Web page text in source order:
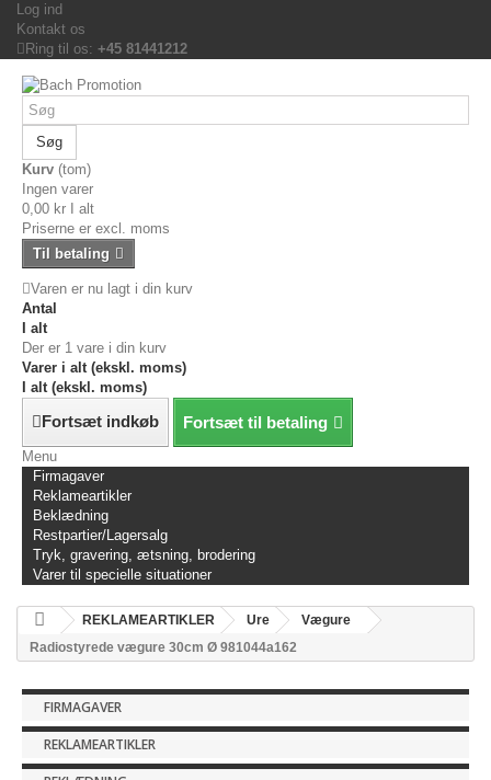
Log ind
Kontakt os
Ring til os: +45 81441212
Søg
Kurv (tom)
Ingen varer
0,00 kr
I alt
Priserne er excl. moms
Til betaling
Varen er nu lagt i din kurv
Antal
I alt
Der er 1 vare i din kurv
Varer i alt (ekskl. moms)
I alt (ekskl. moms)
Fortsæt indkøb Fortsæt til betaling
Menu
Firmagaver
Reklameartikler
Beklædning
Restpartier/Lagersalg
Tryk, gravering, ætsning, brodering
Varer til specielle situationer
REKLAMEARTIKLER Ure
Vægure
Radiostyrede vægure 30cm Ø 981044a162
FIRMAGAVER
REKLAMEARTIKLER